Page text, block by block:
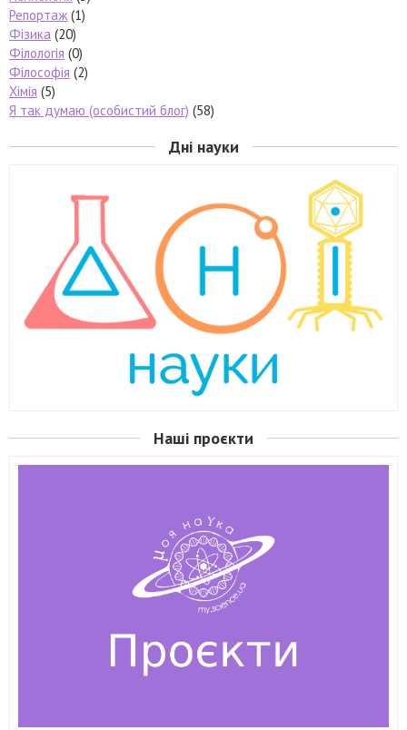
Репортаж (1)
Фізика (20)
Філологія (0)
Філософія (2)
Хімія (5)
Я так думаю (особистий блог) (58)
Дні науки
Наші проєкти